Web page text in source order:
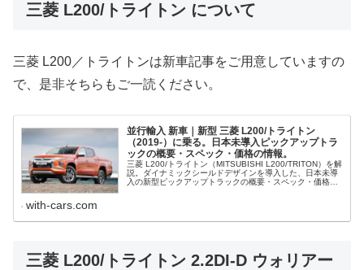
三菱 L200/トライトン について
三菱 L200／トライトンは新車記事をご用意していますの
で、是非そちらもご一読ください。
並行輸入 新車｜新型 三菱 L200/トライトン
（2019-）に乗る。日本未導入ピックアップトラ
ックの概要・スペック・価格の情報。
三菱 L200/トライトン（MITSUBISHI L200/TRITON）を解
説。ダイナミックシールドデザインを導入した、日本未導
入の新型ピックアップトラックの概要・スペック・価格、
with-cars.com
三菱 L200/トライトン 2.2DI-D ウォリアー